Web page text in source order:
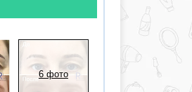
6 фото